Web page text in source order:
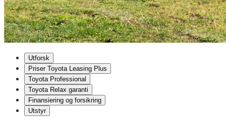
Utforsk
Priser Toyota Leasing Plus
Toyota Professional
Toyota Relax garanti
Finansiering og forsikring
Utstyr